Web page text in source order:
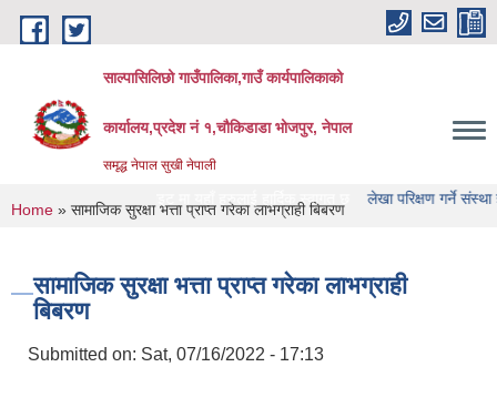
Skip to main content
साल्पासिलिछो गाउँपालिका,गाउँ कार्यपालिकाको
कार्यालय,प्रदेश नं १,चौकिडाडा भोजपुर, नेपाल
समृद्ध नेपाल सुखी नेपाली
को वेभसाइट मा यहाँ हरुलाई हार्दिक स्वागत छलेखा परिक्षण गर्ने संस्था हरु को
You are here
Home » सामाजिक सुरक्षा भत्ता प्राप्त गरेका लाभग्राही बिबरण
सामाजिक सुरक्षा भत्ता प्राप्त गरेका लाभग्राही
बिबरण
Submitted on: Sat, 07/16/2022 - 17:13